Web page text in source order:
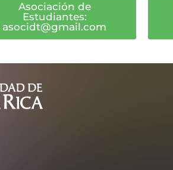
Asociación de
Estudiantes:
asocidt@gmail.com